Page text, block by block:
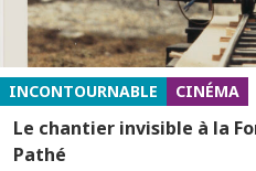
INCONTOURNABLE CINÉMA
Le chantier invisible à la
Pathé